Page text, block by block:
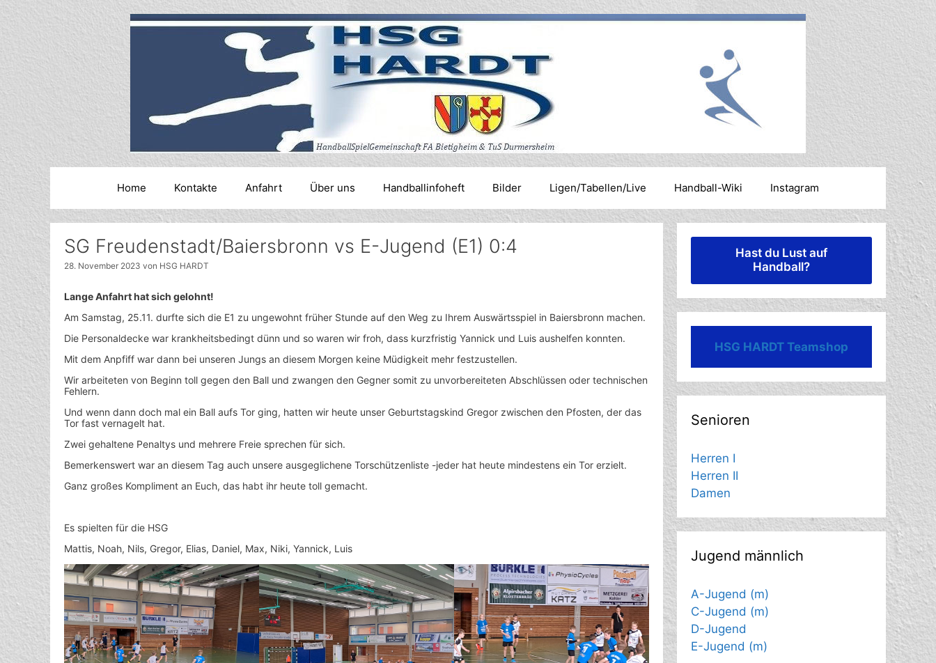
Inhalt
Home Kontakte Anfahrt Über uns Handballinfoheft Bilder Ligen/Tabellen/Live Handball-Wiki Instagram
SG Freudenstadt/Baiersbronn vs E-Jugend (E1) 0:4
28. November 2023 von HSG HARDT
Lange Anfahrt hat sich gelohnt!
Am Samstag, 25.11. durfte sich die E1 zu ungewohnt früher Stunde auf den Weg zu Ihrem Auswärtsspiel in Baiersbronn machen.
Die Personaldecke war krankheitsbedingt dünn und so waren wir froh, dass kurzfristig Yannick und Luis aushelfen konnten.
Mit dem Anpfiff war dann bei unseren Jungs an diesem Morgen keine Müdigkeit mehr festzustellen.
Wir arbeiteten von Beginn toll gegen den Ball und zwangen den Gegner somit zu unvorbereiteten Abschlüssen oder technischen
Fehlern.
Und wenn dann doch mal ein Ball aufs Tor ging, hatten wir heute unser Geburtstagskind Gregor zwischen den Pfosten, der das
Tor fast vernagelt hat.
Zwei gehaltene Penaltys und mehrere Freie sprechen für sich.
Bemerkenswert war an diesem Tag auch unsere ausgeglichene Torschützenliste -jeder hat heute mindestens ein Tor erzielt.
Ganz großes Kompliment an Euch, das habt ihr heute toll gemacht.
Es spielten für die HSG
Mattis, Noah, Nils, Gregor, Elias, Daniel, Max, Niki, Yannick, Luis
Hast du Lust auf
Handball?
HSG HARDT Teamshop
Senioren
Herren I
Herren II
Damen
Jugend männlich
A-Jugend (m)
C-Jugend (m)
D-Jugend
E-Jugend (m)